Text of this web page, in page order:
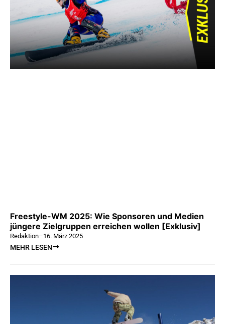
Freestyle-WM 2025: Wie Sponsoren und Medien
jüngere Zielgruppen erreichen wollen [Exklusiv]
Redaktion–16. März 2025
MEHR LESEN